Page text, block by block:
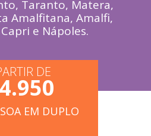
Taranto, Matera,
Amalfitana, Amalfi,
e Nápoles.
DE
EM DUPLO